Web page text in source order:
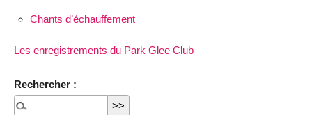
Chants d’échauffement
Les enregistrements du Park Glee Club
Rechercher :